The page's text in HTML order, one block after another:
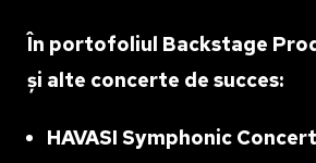
În portofoliul Backstage
și alte concerte de succes:
HAVASI Symphonic